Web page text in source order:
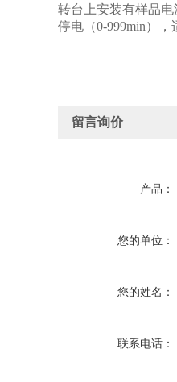
转台上安装有样品
停电（0-999min）
留言询价
产品：
您的单位：
您的姓名：
联系电话：